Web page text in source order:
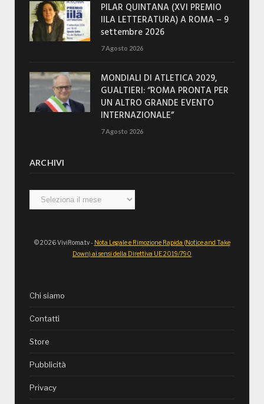
PILAR QUINTANA (XVI PREMIO
IILA LETTERATURA) A ROMA – 9
settembre 2026
7 Agosto 2026
MONDIALI DI ATLETICA 2029,
GUALTIERI: “ROMA PRONTA PER
UN ALTRO GRANDE EVENTO
INTERNAZIONALE”
7 Agosto 2026
ARCHIVI
Archivi
© 2026 ViviRoma.tv - Nota Legale e Rimozione Rapida (Notice and Take
Down) ai sensi della Direttiva UE 2019/790
Chi siamo
Contatti
Store
Pubblicità
Privacy